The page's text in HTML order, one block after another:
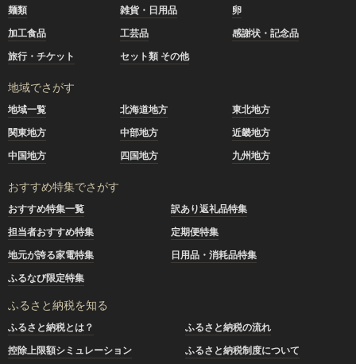
麺類
雑貨・日用品
卵
加工食品
工芸品
感謝状・記念品
旅行・チケット
セット類 その他
地域でさがす
地域一覧 北海道地方
東北地方
関東地方
中部地方
近畿地方
中国地方
四国地方 九州地方
おすすめ特集でさがす
おすすめ特集一覧
訳あり返礼品特集
担当者おすすめ特集
定期便特集
地元が誇る家電特集
日用品・消耗品特集
ふるなび限定特集
ふるさと納税を知る
ふるさと納税とは？
ふるさと納税の流れ
控除上限額シミュレーション
ふるさと納税制度について